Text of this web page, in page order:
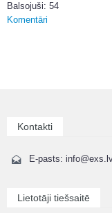
Balsojuši: 54
Komentāri
Kontakti
E-pasts:
Lietotāji tiešsaitē